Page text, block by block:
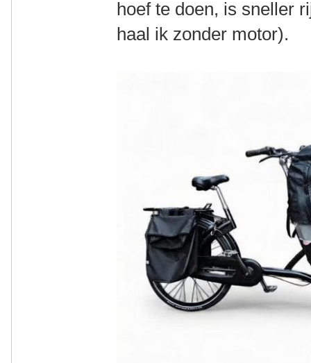
hoef te doen, is sneller
haal ik zonder motor).